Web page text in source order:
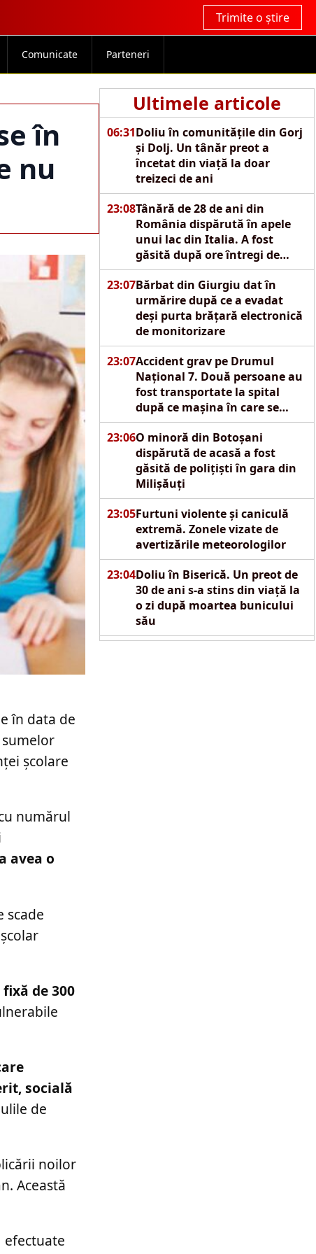
Trimite o știre
Comunicate Parteneri
în
nu
Ultimele articole
06:31Doliu în comunitățile din Gorj
și Dolj. Un tânăr preot a
încetat din viață la doar
treizeci de ani
23:08Tânără de 28 de ani din
România dispărută în apele
unui lac din Italia. A fost
găsită după ore întregi de
căutări
23:07Bărbat din Giurgiu dat în
urmărire după ce a evadat
deși purta brățară electronică
de monitorizare
23:07Accident grav pe Drumul
Național 7. Două persoane au
fost transportate la spital
după ce mașina în care se
aflau s-a izbit de un pod
23:06O minoră din Botoșani
dispărută de acasă a fost
găsită de polițiști în gara din
Milișăuți
23:05Furtuni violente și caniculă
extremă. Zonele vizate de
avertizările meteorologilor
23:04Doliu în Biserică. Un preot de
30 de ani s-a stins din viață la
o zi după moartea bunicului
său
în data de
școlare
numărul
avea o
scade
de 300
socială
de
noilor
Această
efectuate